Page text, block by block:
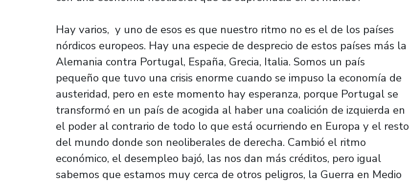
Hay varios, y uno de esos es que nuestro ritmo no es el de los países
nórdicos europeos. Hay una especie de desprecio de estos países más la
Alemania contra Portugal, España, Grecia, Italia. Somos un país
pequeño que tuvo una crisis enorme cuando se impuso la economía de
austeridad, pero en este momento hay esperanza, porque Portugal se
transformó en un país de acogida al haber una coalición de izquierda en
el poder al contrario de todo lo que está ocurriendo en Europa y el resto
del mundo donde son neoliberales de derecha. Cambió el ritmo
económico, el desempleo bajó, las nos dan más créditos, pero igual
sabemos que estamos muy cerca de otros peligros, la Guerra en Medio